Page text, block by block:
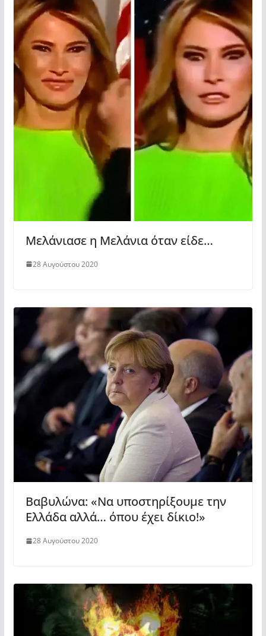
Μελάνιασε η Μελάνια όταν είδε…
28 Αυγούστου 2020
Βαβυλώνα: «Να υποστηρίξουμε την
Ελλάδα αλλά… όπου έχει δίκιο!»
28 Αυγούστου 2020